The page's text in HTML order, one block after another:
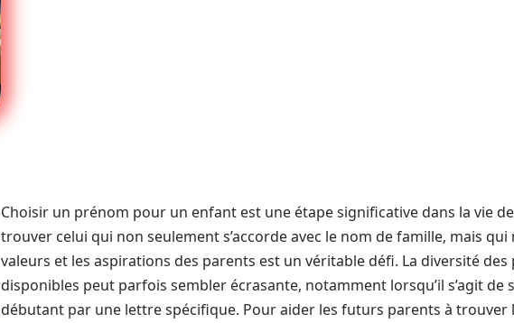
Choisir un prénom pour un enfant est une étape significative dans la vie
trouver celui qui non seulement s’accorde avec le nom de famille, mais qui
valeurs et les aspirations des parents est un véritable défi. La diversité
disponibles peut parfois sembler écrasante, notamment lorsqu’il s’agit de
débutant par une lettre spécifique. Pour aider les futurs parents à trouver